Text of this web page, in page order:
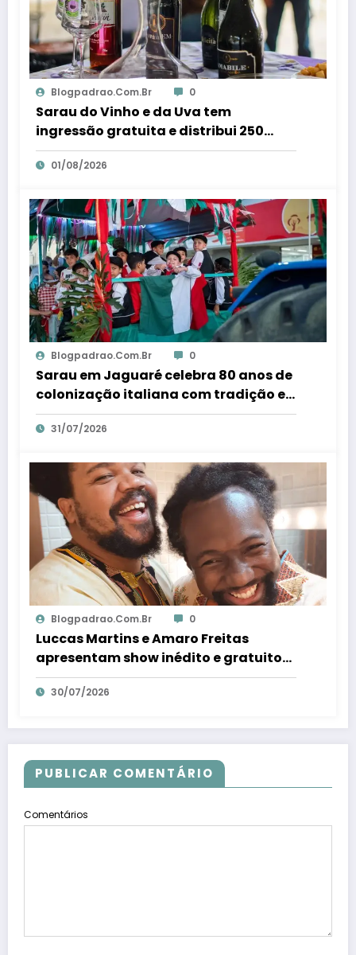
Blogpadrao.com.br 0
Sarau do Vinho e da Uva tem
ingressão gratuita e distribui 250
litros de suco em Santa Teresa – Em
Dia ES
01/08/2026
Blogpadrao.com.br 0
Sarau em Jaguaré celebra 80 anos de
colonização italiana com tradição e
trambolhão da polenta – Em Dia ES
31/07/2026
Blogpadrao.com.br 0
Luccas Martins e Amaro Freitas
apresentam show inédito e gratuito
em Conceição da Barra – Em Dia ES
30/07/2026
PUBLICAR COMENTÁRIO
Comentários